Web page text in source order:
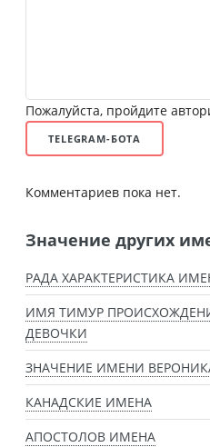
Пожалуйста, пройдите
TELEGRAM-БОТА
Комментариев пока нет.
Значение других
РАДА ХАРАКТЕРИСТИКА
ИМЯ ТИМУР
ДЕВОЧКИ
ЗНАЧЕНИЕ ИМЕНИ
КАНАДСКИЕ ИМЕНА
АПОСТОЛОВ ИМЕНА